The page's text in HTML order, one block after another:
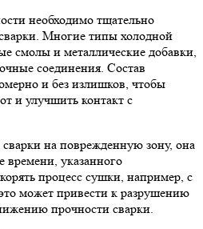
необходимо тщательно
Многие типы холодной
смолы и металлические добавки,
соединения. Состав
и без излишков, чтобы
и улучшить контакт с
на поврежденную зону, она
времени, указанного
процесс сушки, например, с
может привести к разрушению
прочности сварки.